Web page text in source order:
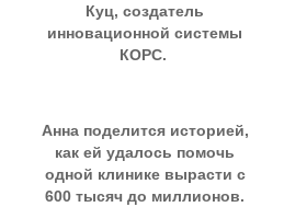
Куц, создатель
инновационной системы
КОРС.
Анна поделится историей,
как ей удалось помочь
одной клинике вырасти с
600 тысяч до миллионов.